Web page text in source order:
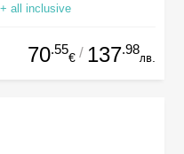
all inclusive
70.55
€ / 137.98
лв.